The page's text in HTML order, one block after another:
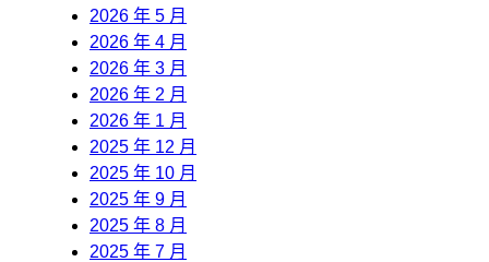
2026 年 5 月
2026 年 4 月
2026 年 3 月
2026 年 2 月
2026 年 1 月
2025 年 12 月
2025 年 10 月
2025 年 9 月
2025 年 8 月
2025 年 7 月